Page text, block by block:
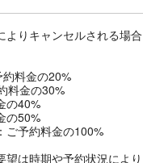
よりキャンセルされる場
料金の20%
料金の30%
の40%
の50%
ご予約料金の100%
望は時期や予約状況によ